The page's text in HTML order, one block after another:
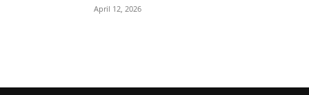
April 12, 2026